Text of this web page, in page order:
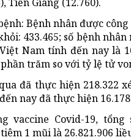
Bệnh nhân được
433.465; số bệnh
Nam tính đến nay là
trăm so với tỷ lệ tử
đã thực hiện 218.322
nay đã thực hiện
vaccine Covid-19,
1 mũi là 26.821.906